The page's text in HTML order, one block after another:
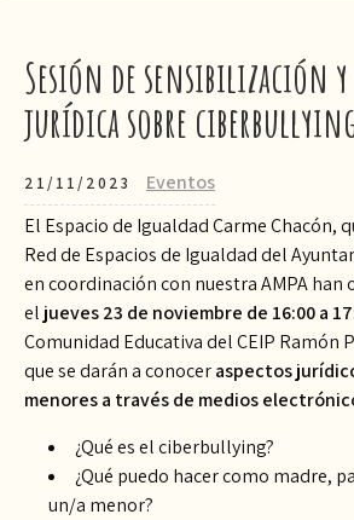
Sesión de sensibilización
jurídica sobre
21/11/2023
Eventos
El Espacio de Igualdad Carme Chacón,
Red de Espacios de Igualdad del
en coordinación con nuestra AMPA han
el jueves 23 de noviembre de 16:00 a
Comunidad Educativa del CEIP Ramón
que se darán a conoceraspectos
menores a través de medios
¿Qué es el ciberbullying?
¿Qué puedo hacer como madre,
un/a menor?